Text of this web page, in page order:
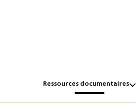
Ressources documentaires